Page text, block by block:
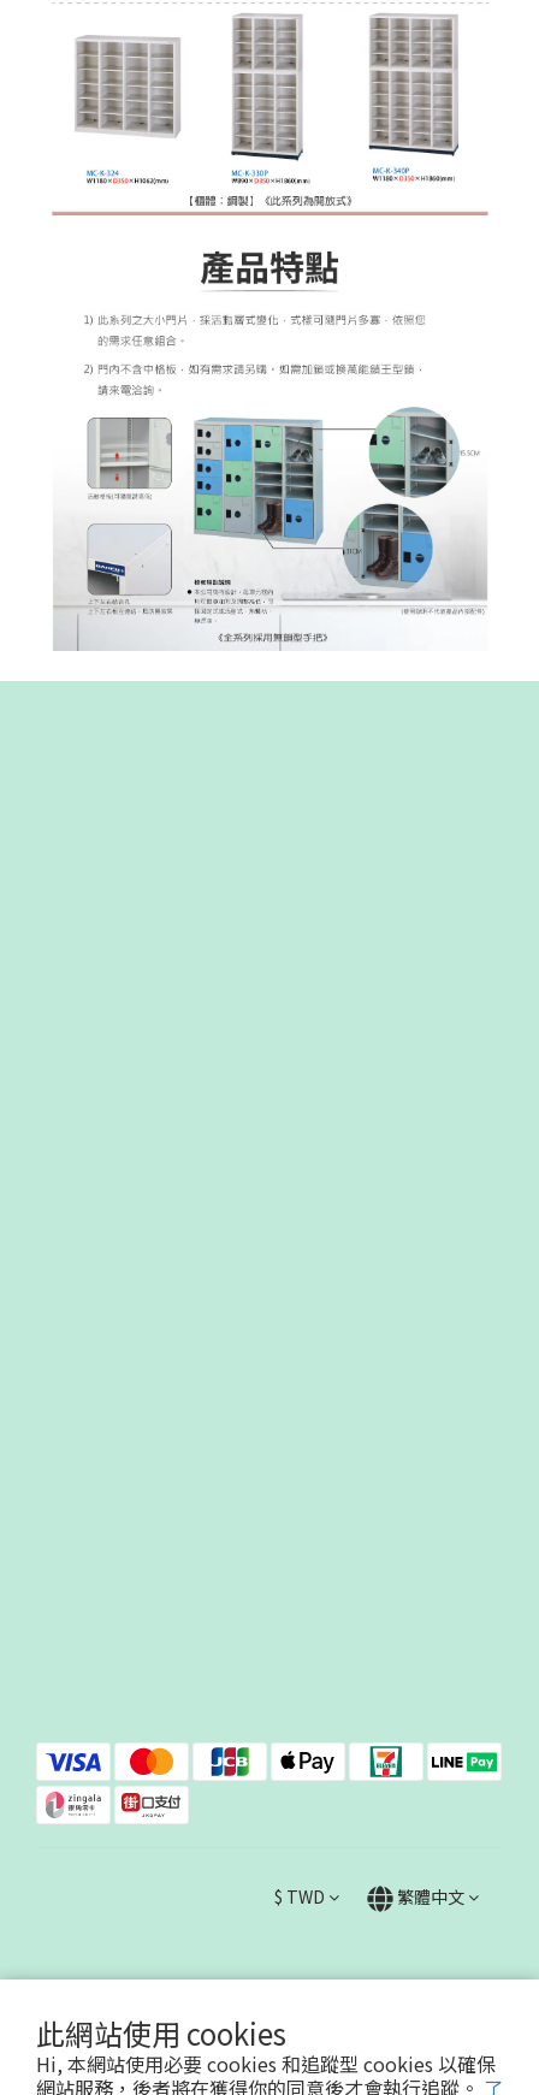
此網站使用 cookies
Hi, 本網站使用必要 cookies 和追蹤型 cookies 以確保
網站服務，後者將在獲得你的同意後才會執行追蹤。 了
$ TWD 繁體中文
哇哇蛙國際事業有限公司90623730